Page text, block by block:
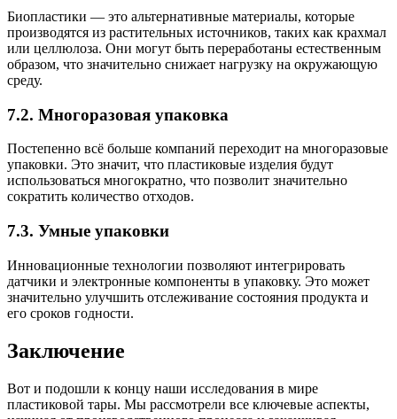
Биопластики — это альтернативные материалы, которые
производятся из растительных источников, таких как крахмал
или целлюлоза. Они могут быть переработаны естественным
образом, что значительно снижает нагрузку на окружающую
среду.
7.2. Многоразовая упаковка
Постепенно всё больше компаний переходит на многоразовые
упаковки. Это значит, что пластиковые изделия будут
использоваться многократно, что позволит значительно
сократить количество отходов.
7.3. Умные упаковки
Инновационные технологии позволяют интегрировать
датчики и электронные компоненты в упаковку. Это может
значительно улучшить отслеживание состояния продукта и
его сроков годности.
Заключение
Вот и подошли к концу наши исследования в мире
пластиковой тары. Мы рассмотрели все ключевые аспекты,